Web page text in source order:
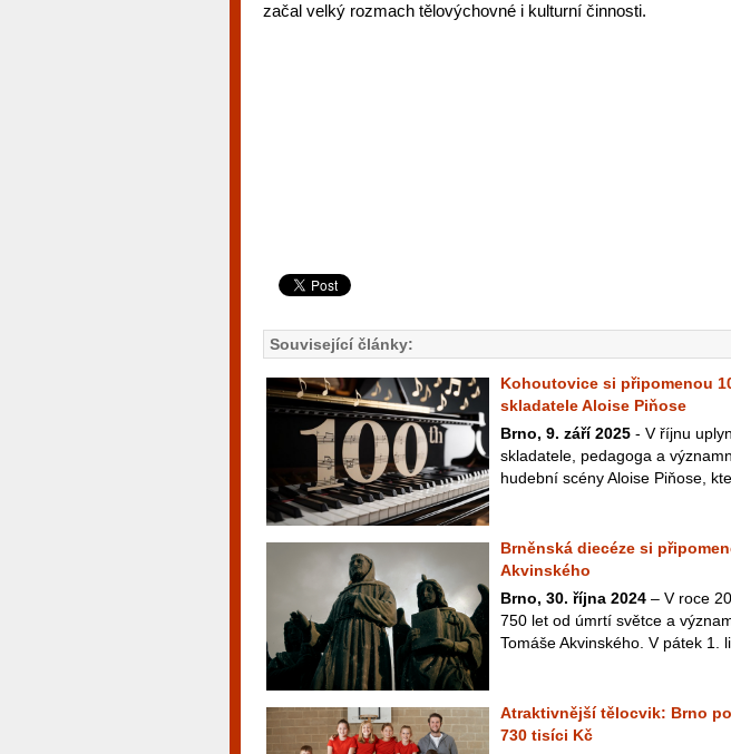
začal velký rozmach tělovýchovné i kulturní činnosti.
Související články:
Kohoutovice si připomenou
skladatele Aloise Piňose
Brno, 9. září 2025 - V říjnu
skladatele, pedagoga a
hudební scény Aloise Piňose,
Brněnská diecéze si
Akvinského
Brno, 30. října 2024 – V roce
750 let od úmrtí světce a
Tomáše Akvinského. V pátek 1.
Atraktivnější tělocvik: Brno
730 tisíci Kč